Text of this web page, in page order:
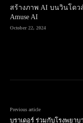
สร้างภาพ AI บนวินโดว
Amuse AI
October 22, 2024
Previous article
บราเดอร์ ร่วมกับโรงพยาบ